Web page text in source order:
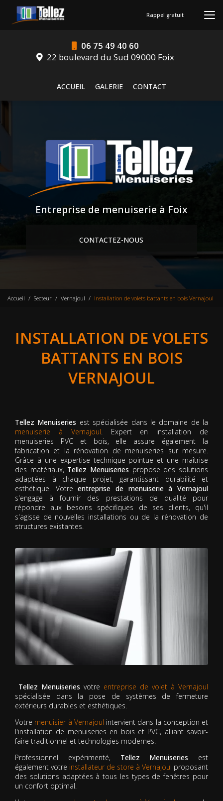
contenu
06 75 49 40 60
22 boulevard du Sud 09000 Foix
ACCUEIL
GALERIE CONTACT
Rappel gratuit
Entreprise de menuiserie à Foix
CONTACTEZ-NOUS
Accueil Secteur Vernajoul Installation de volets battants en bois Vernajoul
INSTALLATION DE VOLETS
BATTANTS EN BOIS
VERNAJOUL
Tellez Menuiseries est spécialisée dans le domaine de la
menuiserie à Vernajoul. Expert en installation de
menuiseries PVC et bois, elle assure également la
fabrication et la rénovation de menuiseries sur mesure.
Grâce à une expertise technique pointue et une maîtrise
des matériaux, Tellez Menuiseries propose des solutions
adaptées à chaque projet, garantissant durabilité et
esthétique. Votreentreprise de menuiserie à Vernajoul
s'engage à fournir des prestations de qualité pour
répondre aux besoins spécifiques de ses clients, qu'il
s'agisse de nouvelles installations ou de la rénovation de
structures existantes.
Tellez Menuiseries votre entreprise de volet à Vernajoul
spécialisée dans la pose de systèmes de fermeture
extérieurs durables et esthétiques.
Votre menuisier à Vernajoul intervient dans la conception et
l'installation de menuiseries en bois et PVC, alliant savoir-
faire traditionnel et technologies modernes.
Professionnel expérimenté, Tellez Menuiseries est
également votre installateur de store à Vernajoul proposant
des solutions adaptées à tous les types de fenêtres pour
un confort optimal.